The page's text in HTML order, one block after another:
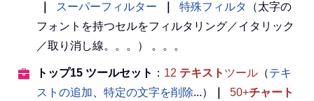
スーパーフィルター 特殊フィルタ
（太字の
フォントを持つセルをフィルタリング／イタリック
／取り消し線。。。） 。。。
トップ15 ツールセット ： 12 テキスト ツール （テキ
ストの追加、 特定の文字を削除...） 50+チャート